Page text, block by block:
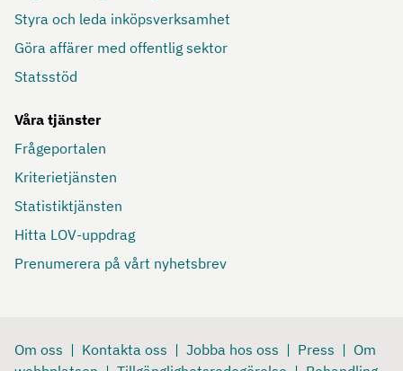
Styra och leda inköpsverksamhet
Göra affärer med offentlig sektor
Statsstöd
Våra tjänster
Frågeportalen
Kriterietjänsten
Statistiktjänsten
Hitta LOV-uppdrag
Prenumerera på vårt nyhetsbrev
Om oss Kontakta oss Jobba hos oss Press
Om